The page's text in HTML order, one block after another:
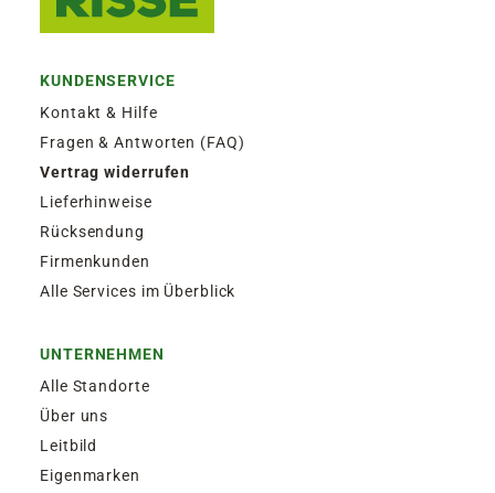
KUNDENSERVICE
Kontakt & Hilfe
Fragen & Antworten (FAQ)
Vertrag widerrufen
Lieferhinweise
Rücksendung
Firmenkunden
Alle Services im Überblick
UNTERNEHMEN
Alle Standorte
Über uns
Leitbild
Eigenmarken